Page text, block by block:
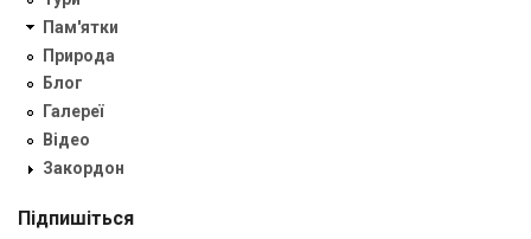
Пам'ятки
Природа
Блог
Галереї
Відео
Закордон
Підпишіться